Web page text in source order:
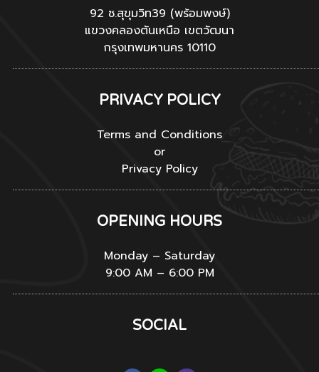
92 ซ.สุขุมวิท39 (พร้อมพงษ์)
แขวงคลองตันเหนือ เขตวัฒนา
กรุงเทพมหานคร 10110
PRIVACY POLICY
Terms and Conditions
or
Privacy Policy
OPENING HOURS
Monday – Saturday
9:00 AM – 6:00 PM
SOCIAL